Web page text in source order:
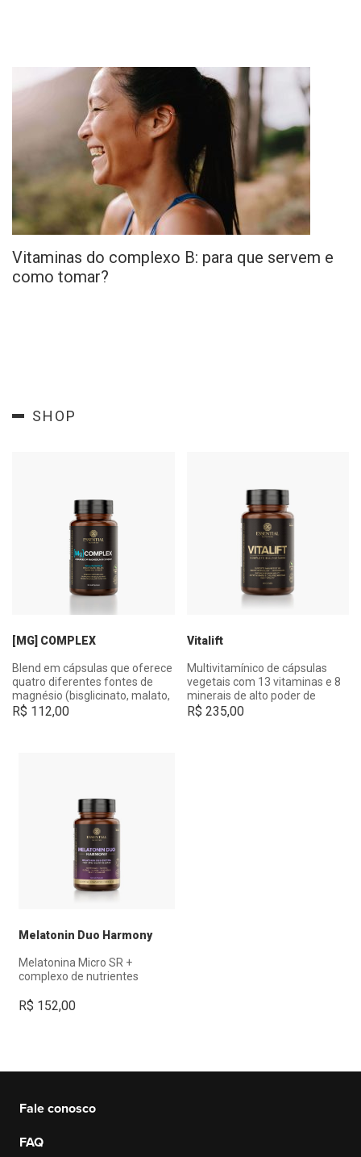
Vitaminas do complexo B: para que servem e
como tomar?
SHOP
[MG] COMPLEX
Blend em cápsulas que oferece
quatro diferentes fontes de
magnésio (bisglicinato, malato,
taurato e citrato) com
R$ 112,00
Vitalift
Multivitamínico de cápsulas
vegetais com 13 vitaminas e 8
minerais de alto poder de
absorção.
R$ 235,00
Melatonin Duo Harmony
Melatonina Micro SR +
complexo de nutrientes
R$ 152,00
Fale conosco
FAQ